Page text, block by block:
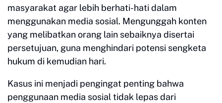
masyarakat agar lebih berhati-hati dalam
menggunakan media sosial. Mengunggah konten
yang melibatkan orang lain sebaiknya disertai
persetujuan, guna menghindari potensi sengketa
hukum di kemudian hari.
Kasus ini menjadi pengingat penting bahwa
penggunaan media sosial tidak lepas dari